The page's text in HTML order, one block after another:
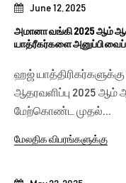
June 12, 2025
அமானா வங்கி 2025 ஆம்
யாத்ரீகர்களை அனுப்பி
ஹஜ்
ஆதரவளிப்பு 2025
மேற்கொண்ட முதல்...
மேலதிக விபரங்களுக்கு